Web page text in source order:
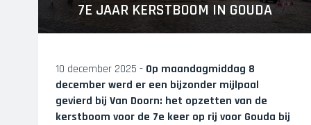
7E JAAR KERSTBOOM IN GOUDA
10 december 2025 - Op maandagmiddag 8
december werd er een bijzonder mijlpaal
gevierd bij Van Doorn: het opzetten van de
kerstboom voor de 7e keer op rij voor Gouda bij